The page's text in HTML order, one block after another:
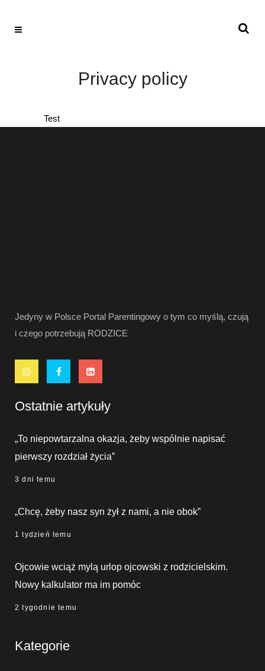
Privacy policy
Test
Jedyny w Polsce Portal Parentingowy o tym co myślą, czują
i czego potrzebują RODZICE
Ostatnie artykuły
„To niepowtarzalna okazja, żeby wspólnie napisać
pierwszy rozdział życia”
3 dni temu
„Chcę, żeby nasz syn żył z nami, a nie obok”
1 tydzień temu
Ojcowie wciąż mylą urlop ojcowski z rodzicielskim.
Nowy kalkulator ma im pomóc
2 tygodnie temu
Kategorie